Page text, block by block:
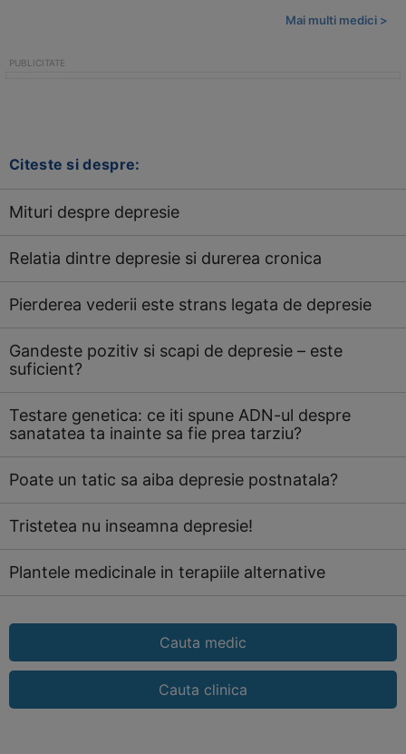
Mai multi medici >
Citeste si despre:
Mituri despre depresie
Relatia dintre depresie si durerea cronica
Pierderea vederii este strans legata de depresie
Gandeste pozitiv si scapi de depresie – este
suficient?
Testare genetica: ce iti spune ADN-ul despre
sanatatea ta inainte sa fie prea tarziu?
Poate un tatic sa aiba depresie postnatala?
Tristetea nu inseamna depresie!
Plantele medicinale in terapiile alternative
Cauta medic
Cauta clinica